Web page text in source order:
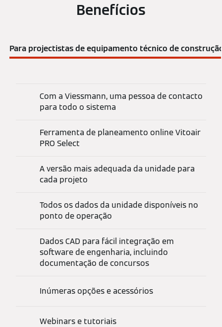
Benefícios
Para projectistas de equipamento técnico de
Com a Viessmann, uma pessoa de contacto
para todo o sistema
Ferramenta de planeamento online Vitoair
PRO Select
A versão mais adequada da unidade para
cada projeto
Todos os dados da unidade disponíveis no
ponto de operação
Dados CAD para fácil integração em
software de engenharia, incluindo
documentação de concursos
Inúmeras opções e acessórios
Webinars e tutoriais